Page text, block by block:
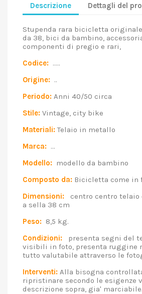
Descrizione Dettagli del
Stupenda rara bicicletta
da 38, bici da bambino,
componenti di pregio e rari,
Codice: .....
Origine: ..
Periodo: Anni 40/50 circa
Stile: Vintage, city bike
Materiali:Telaio in metallo
Marca: ...
Modello: modello da bambino
Composto da: Bicicletta come in
Dimensioni: centro centro telaio
a sella 38 cm
Peso: 8,5 kg.
Condizioni: presenta segni del
visibili in foto, presenta ruggine
tutto valutabile attraverso le
Interventi: Alla bisogna
ripristinare secondo le esigenze
descrizione sopra, gia' marciabile.